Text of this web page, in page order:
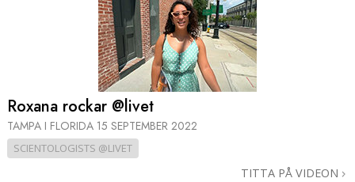
Roxana rockar @livet
TAMPA I FLORIDA 15 SEPTEMBER 2022
SCIENTOLOGISTS @LIVET
TITTA PÅ VIDEON